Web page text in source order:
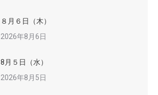
８月６日（木）
2026年8月6日
8月５日（水）
2026年8月5日